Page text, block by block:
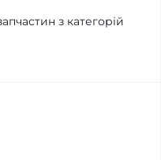
з категорій